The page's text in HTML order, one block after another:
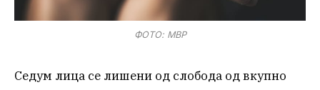
ФОТО: МВР
Седум лица се лишени од слобода од вкупно